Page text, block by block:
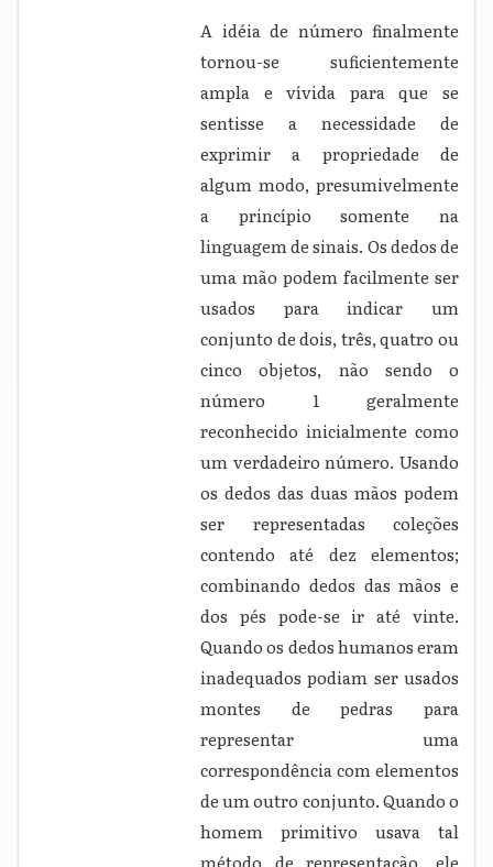
A idéia de número finalmente
tornou-se suficientemente
ampla e vívida para que se
sentisse a necessidade de
exprimir a propriedade de
algum modo, presumivelmente
a princípio somente na
linguagem de sinais. Os dedos de
uma mão podem facilmente ser
usados para indicar um
conjunto de dois, três, quatro ou
cinco objetos, não sendo o
número 1 geralmente
reconhecido inicialmente como
um verdadeiro número. Usando
os dedos das duas mãos podem
ser representadas coleções
contendo até dez elementos;
combinando dedos das mãos e
dos pés pode-se ir até vinte.
Quando os dedos humanos eram
inadequados podiam ser usados
montes de pedras para
representar uma
correspondência com elementos
de um outro conjunto. Quando o
homem primitivo usava tal